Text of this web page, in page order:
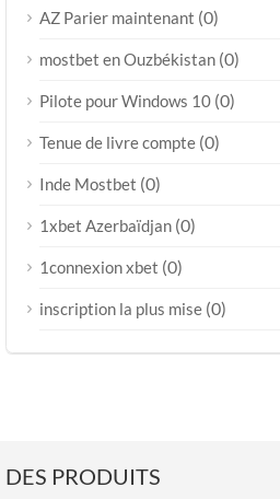
AZ Parier maintenant (0)
mostbet en Ouzbékistan (0)
Pilote pour Windows 10 (0)
Tenue de livre compte (0)
Inde Mostbet (0)
1xbet Azerbaïdjan (0)
1connexion xbet (0)
inscription la plus mise (0)
DES PRODUITS